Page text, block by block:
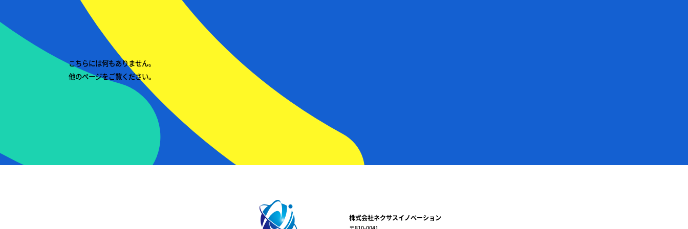
こちらには何もありません。
他のページをご覧ください。
株式会社ネクサスイノベーション